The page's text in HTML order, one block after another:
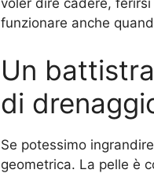
voler dire cadere,
funzionare anche
Un
di
Se potessimo
geometrica. La pelle è